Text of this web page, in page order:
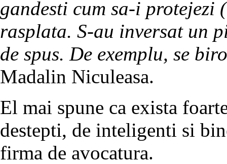
gandesti cum sa-i
rasplata. S-au inversat un
de spus. De exemplu, se
Madalin Niculeasa.
El mai spune ca exista
destepti, de inteligenti si
firma de avocatura.